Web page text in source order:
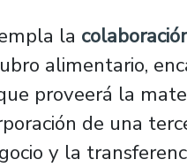
la
alimentario,
proveerá la
de una
y la